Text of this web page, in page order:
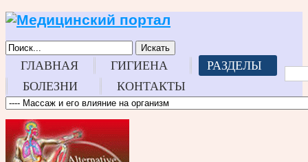
Искать
ГЛАВНАЯ ГИГИЕНА
РАЗДЕЛЫ
БОЛЕЗНИ
КОНТАКТЫ